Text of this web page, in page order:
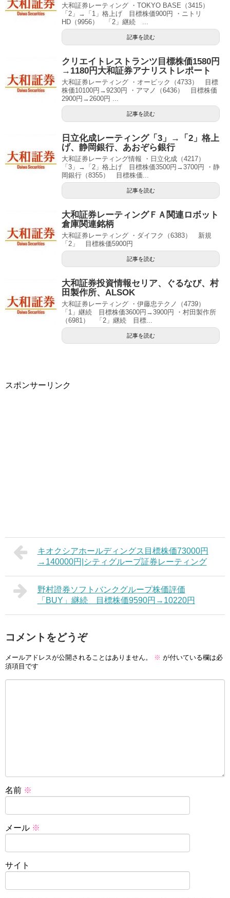
大和証券レーティング ・TOKYO BASE（3415）
「2」→「1」格上げ 目標株価900円 ・ニトリ
HD（9956） 「2」継続 ...
記事を読む
クリエイトレストランツ目標株価1580円
→1180円大和証券アナリストレポート
大和証券レーティング ・オービック（4733） 目標
株価10100円→9230円 ・アマノ（6436） 目標株価
2900円→2600円 ...
記事を読む
日立化成レーティング「3」→「2」格上
げ、静岡銀行、あおぞら銀行
大和証券レーティング情報 ・日立化成（4217）
「3」→「2」格上げ 目標株価3500円→3700円 ・静
岡銀行（8355） 目標株価...
記事を読む
大和証券レーティングＦＡ関連ロボット
倉庫関連銘柄
大和証券レーティング ・ダイフク（6383） 新規
「2」 目標株価5900円
記事を読む
大和証券投資情報セリア、ぐるなび、村
田製作所、ALSOK
大和証券レーティング ・伊藤忠テクノ（4739）
「1」継続 目標株価3600円→3900円 ・村田製作所
（6981） 「2」継続 目標...
記事を読む
スポンサーリンク
キオクシアホールディングス目標株価73000円
→140000円|シティグループ証券レーティング
野村證券ソフトバンクグループ株価評価
「BUY」継続 目標株価9590円→10220円
コメントをどうぞ
メールアドレスが公開されることはありません。 ※ が付いている欄は必
須項目です
名前 ※
メール ※
サイト